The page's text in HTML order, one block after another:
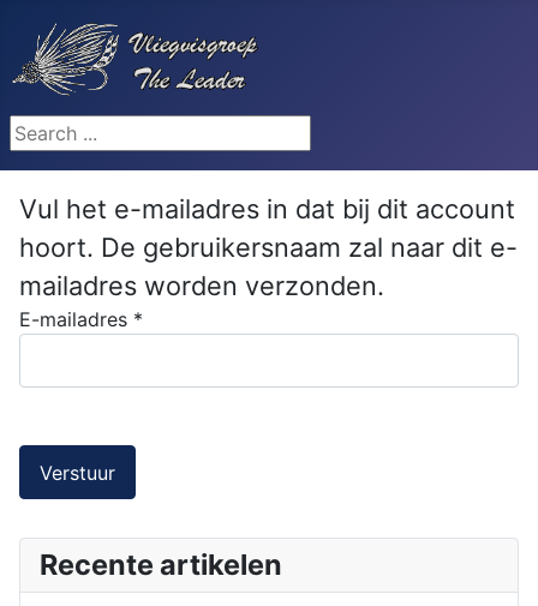
Search ...
Vul het e-mailadres in dat bij dit account
hoort. De gebruikersnaam zal naar dit e-
mailadres worden verzonden.
E-mailadres *
Verstuur
Recente artikelen